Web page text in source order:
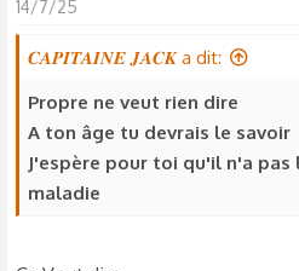
14/7/25
𝑪𝑨𝑷𝑰𝑻𝑨𝑰𝑵𝑬 𝑱𝑨𝑪𝑲 a dit:
Propre ne veut rien dire
A ton âge tu devrais le savoir
J'espère pour toi qu'il n'a pas
maladie